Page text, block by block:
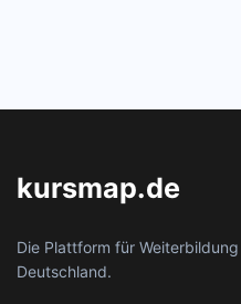
kursmap.de
Die Plattform für
Deutschland.